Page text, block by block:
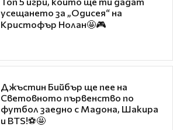
усещането за „Одисея“ на
Кристофър Нолан🤩🎮
Джъстин Бийбър ще пее на
Световното първенство по
футбол заедно с Мадона, Шакира
и BTS!⚽🤩